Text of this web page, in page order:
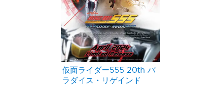
仮面ライダー555 20th パ
ラダイス・リゲインド